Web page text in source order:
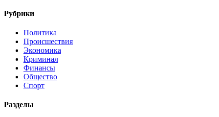
Рубрики
Политика
Происшествия
Экономика
Криминал
Финансы
Общество
Спорт
Разделы